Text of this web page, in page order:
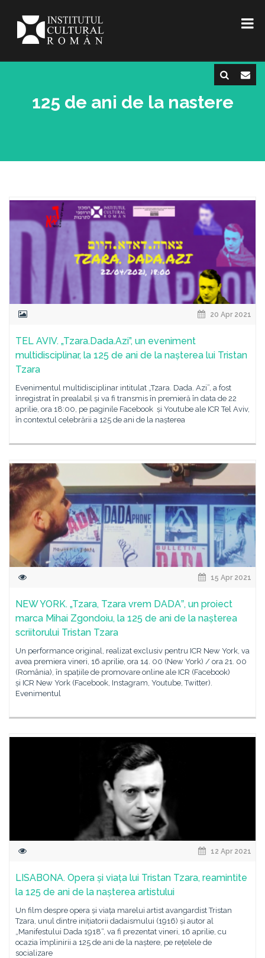
125 de ani de la nastere
20 Apr 2021
TEL AVIV. „Tzara.Dada.Azi”, un eveniment
multidisciplinar, la 125 de ani de la nașterea lui Tristan
Tzara
Evenimentul multidisciplinar intitulat „Tzara. Dada. Azi”, a fost
înregistrat în prealabil și va fi transmis în premieră în data de 22
aprilie, ora 18:00, pe paginile Facebook și Youtube ale ICR Tel Aviv,
în contextul celebrării a 125 de ani de la nașterea
15 Apr 2021
NEW YORK. „Tzara, Tzara vrem DADAˮ, un proiect
marca Mihai Zgondoiu, la 125 de ani de la nașterea
scriitorului Tristan Tzara
Un performance original, realizat exclusiv pentru ICR New York, va
avea premiera vineri, 16 aprilie, ora 14. 00 (New York) / ora 21. 00
(România), în spațiile de promovare online ale ICR (Facebook)
și ICR New York (Facebook, Instagram, Youtube, Twitter).
Evenimentul
12 Apr 2021
LISABONA. Opera și viața lui Tristan Tzara, reamintite
la 125 de ani de la nașterea artistului
Un film despre opera și viața marelui artist avangardist Tristan
Tzara, unul dintre inițiatorii dadaismului (1916) și autor al
„Manifestului Dada 1918“, va fi prezentat vineri, 16 aprilie, cu
ocazia împlinirii a 125 de ani de la naștere, pe rețelele de
socializare